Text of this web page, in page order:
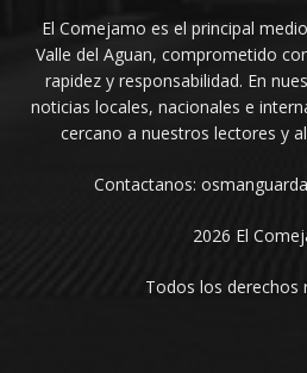
El Comejamo es el principal
Valle del Aguan, comprometido
rapidez y responsabilidad. En
noticias locales, nacionales e
cercano a nuestros lectores y
Contactanos:
2026 El
Todos los derechos